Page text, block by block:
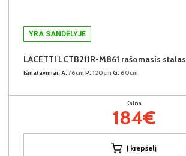
YRA SANDĖLYJE
LACETTI LCTB211R-M861 rašomasis stalas
Išmatavimai: A: 76cm P: 120cm G: 60cm
Kaina:
184€
Į krepšelį